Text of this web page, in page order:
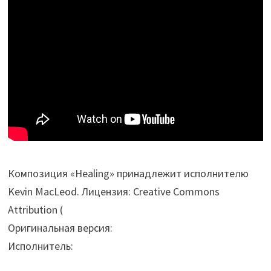
Композиция «Healing» принадлежит исполнителю
Kevin MacLeod. Лицензия: Creative Commons
Attribution (
Оригинальная версия:
Исполнитель: